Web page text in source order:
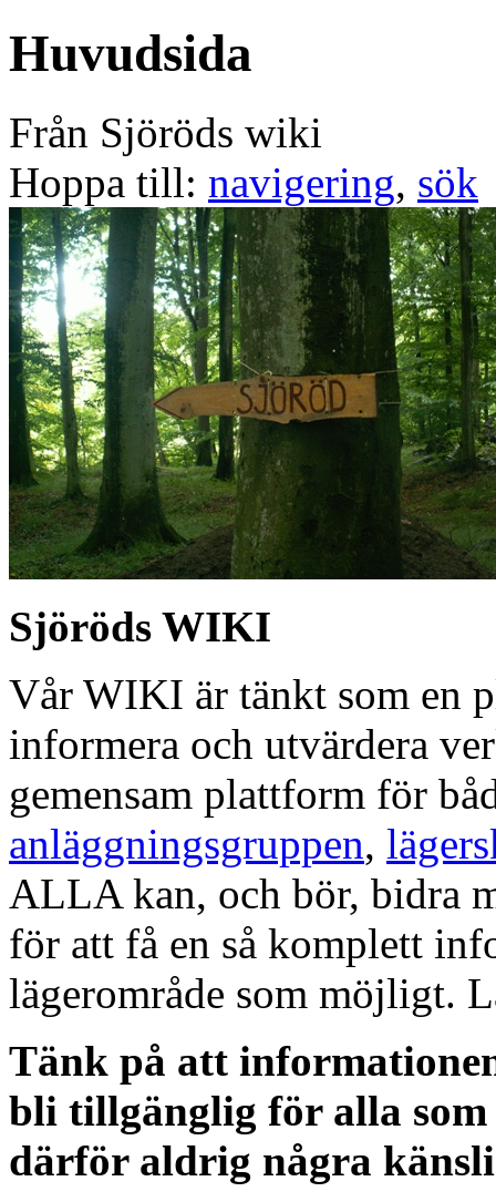
Huvudsida
Från Sjöröds wiki
Hoppa till: navigering, sök
Sjöröds WIKI
Vår WIKI är tänkt som en
informera och utvärdera
gemensam plattform för
anläggningsgruppen,
ALLA kan, och bör, bidra
för att få en så komplett
lägerområde som möjligt.
Tänk på att
bli tillgänglig för alla
därför aldrig några